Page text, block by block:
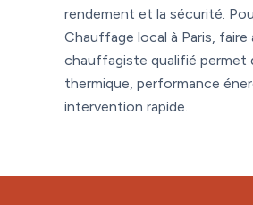
rendement et la sécurité.
Chauffage local à Paris, faire
chauffagiste qualifié permet
thermique, performance
intervention rapide.